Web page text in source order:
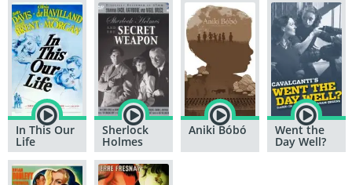
In This Our
Life
Sherlock
Holmes
and the
Secret
Weapon
Aniki Bóbó Went the
Day Well?